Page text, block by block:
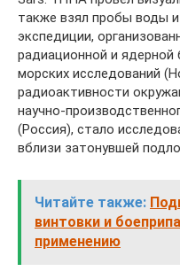
также взял пробы воды
экспедиции,
радиационной и
морских исследований
радиоактивности
научно-
(Россия), стало
вблизи затонувшей
Читайте также:
винтовки и
применению